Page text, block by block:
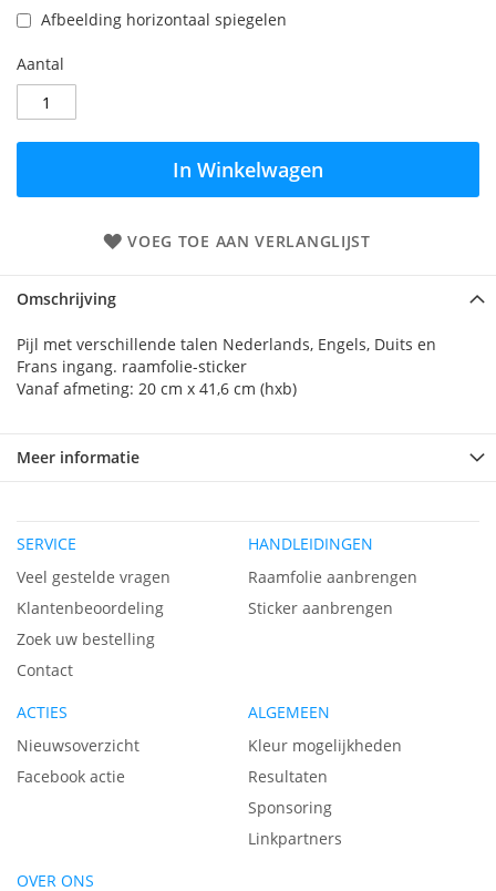
Afbeelding horizontaal spiegelen
Aantal
In Winkelwagen
VOEG TOE AAN VERLANGLIJST
Omschrijving
Pijl met verschillende talen Nederlands, Engels, Duits en
Frans ingang. raamfolie-sticker
Vanaf afmeting: 20 cm x 41,6 cm (hxb)
Meer informatie
SERVICE
Veel gestelde vragen
Klantenbeoordeling
Zoek uw bestelling
Contact
HANDLEIDINGEN
Raamfolie aanbrengen
Sticker aanbrengen
ACTIES
Nieuwsoverzicht
Facebook actie
ALGEMEEN
Kleur mogelijkheden
Resultaten
Sponsoring
Linkpartners
OVER ONS